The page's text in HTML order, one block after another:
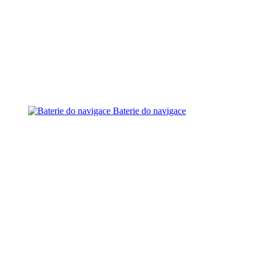
Baterie do navigace